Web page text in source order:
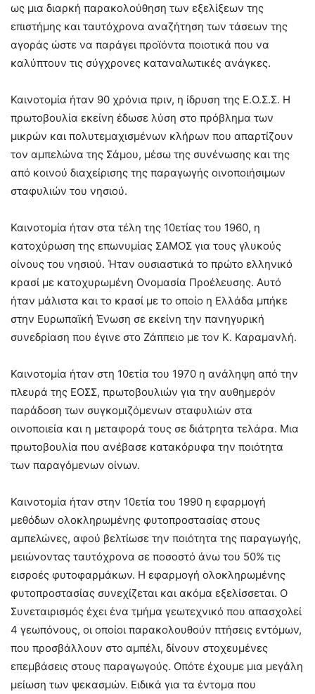
ως μια διαρκή παρακολούθηση των εξελίξεων της
επιστήμης και ταυτόχρονα αναζήτηση των τάσεων της
αγοράς ώστε να παράγει προϊόντα ποιοτικά που να
καλύπτουν τις σύγχρονες καταναλωτικές ανάγκες.
Καινοτομία ήταν 90 χρόνια πριν, η ίδρυση της Ε.Ο.Σ.Σ. Η
πρωτοβουλία εκείνη έδωσε λύση στο πρόβλημα των
μικρών και πολυτεμαχισμένων κλήρων που απαρτίζουν
τον αμπελώνα της Σάμου, μέσω της συνένωσης και της
από κοινού διαχείρισης της παραγωγής οινοποιήσιμων
σταφυλιών του νησιού.
Καινοτομία ήταν στα τέλη της 10ετίας του 1960, η
κατοχύρωση της επωνυμίας ΣΑΜΟΣ για τους γλυκούς
οίνους του νησιού. Ήταν ουσιαστικά το πρώτο ελληνικό
κρασί με κατοχυρωμένη Ονομασία Προέλευσης. Αυτό
ήταν μάλιστα και το κρασί με το οποίο η Ελλάδα μπήκε
στην Ευρωπαϊκή Ένωση σε εκείνη την πανηγυρική
συνεδρίαση που έγινε στο Ζάππειο με τον Κ. Καραμανλή.
Καινοτομία ήταν στη 10ετία του 1970 η ανάληψη από την
πλευρά της ΕΟΣΣ, πρωτοβουλιών για την αυθημερόν
παράδοση των συγκομιζόμενων σταφυλιών στα
οινοποιεία και η μεταφορά τους σε διάτρητα τελάρα. Μια
πρωτοβουλία που ανέβασε κατακόρυφα την ποιότητα
των παραγόμενων οίνων.
Καινοτομία ήταν στην 10ετία του 1990 η εφαρμογή
μεθόδων ολοκληρωμένης φυτοπροστασίας στους
αμπελώνες, αφού βελτίωσε την ποιότητα της παραγωγής,
μειώνοντας ταυτόχρονα σε ποσοστό άνω του 50% τις
εισροές φυτοφαρμάκων. Η εφαρμογή ολοκληρωμένης
φυτοπροστασίας συνεχίζεται και ακόμα εξελίσσεται. Ο
Συνεταιρισμός έχει ένα τμήμα γεωτεχνικό που απασχολεί
4 γεωπόνους, οι οποίοι παρακολουθούν πτήσεις εντόμων,
που προσβάλλουν στο αμπέλι, δίνουν στοχευμένες
επεμβάσεις στους παραγωγούς. Οπότε έχουμε μια μεγάλη
μείωση των ψεκασμών. Ειδικά για τα έντομα που